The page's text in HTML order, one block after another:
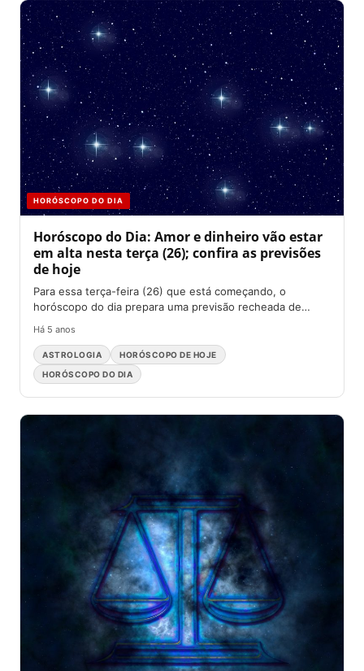
HORÓSCOPO DO DIA
Horóscopo do Dia: Amor e dinheiro vão estar
em alta nesta terça (26); confira as previsões
de hoje
Para essa terça-feira (26) que está começando, o
horóscopo do dia prepara uma previsão recheada de
surpresas. Aqui...
Há 5 anos
ASTROLOGIA
HORÓSCOPO DE HOJE
HORÓSCOPO DO DIA